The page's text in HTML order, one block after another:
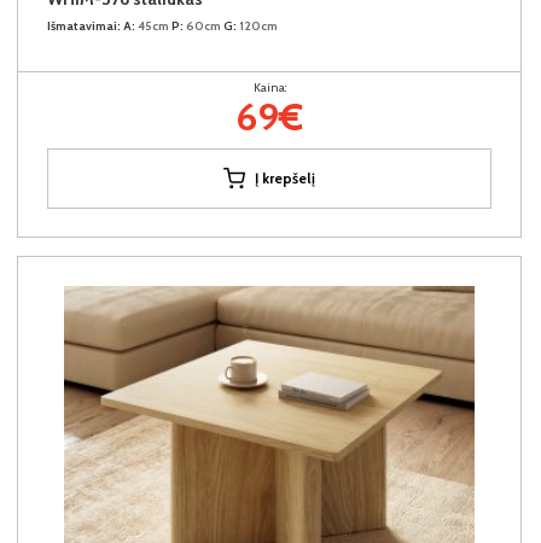
Išmatavimai: A: 45cm P: 60cm G: 120cm
Kaina:
69€
Į krepšelį